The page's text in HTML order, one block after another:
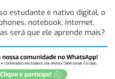
estudante é nativo digital, o
notebook, Internet,
será que ele aprende mais?